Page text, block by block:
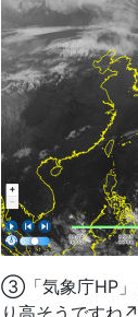
③「気象庁HP」
り高そうですね↗️